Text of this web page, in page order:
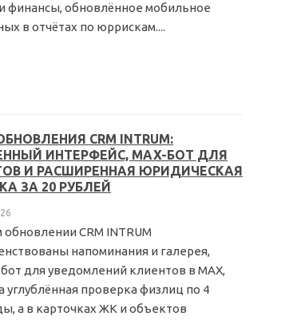
финансы, обновлённое мобильное
в отчётах по юррискам....
CRM INTRUM:
ИНТЕРФЕЙС, MAX-БОТ ДЛЯ
И РАСШИРЕННАЯ ЮРИДИЧЕСКАЯ
ЗА 20 РУБЛЕЙ
CRM INTRUM
напоминания и галерея,
для уведомлений клиентов в MAX,
углублённая проверка физлиц по 4
а в карточках ЖК и объектов